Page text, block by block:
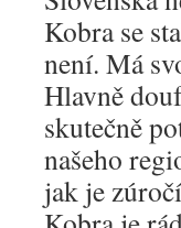
Kobra se
není. Má
Hlavně
skutečně
našeho
jak je